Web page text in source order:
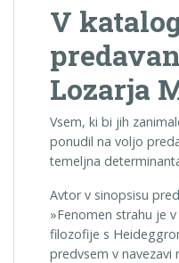
V
Lozarja
Vsem, ki bi jih
ponudil na voljo
temeljna
Avtor v sinopsisu
»Fenomen strahu je
filozofije s
predvsem v navezavi